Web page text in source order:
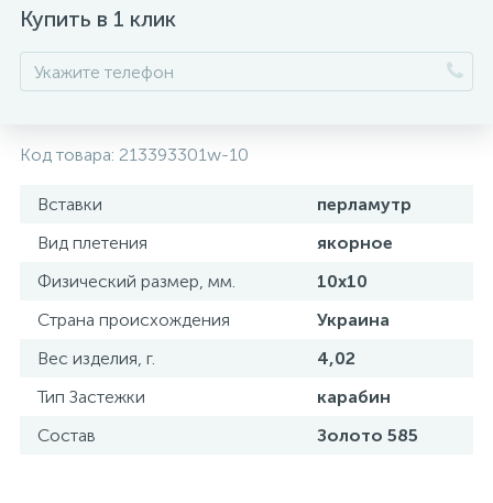
Купить в 1 клик
Код товара: 213393301w-10
Вставки
перламутр
Вид плетения
якорное
Физический размер, мм.
10x10
Страна происхождения
Украина
Вес изделия, г.
4,02
Тип Застежки
карабин
Состав
Золото 585